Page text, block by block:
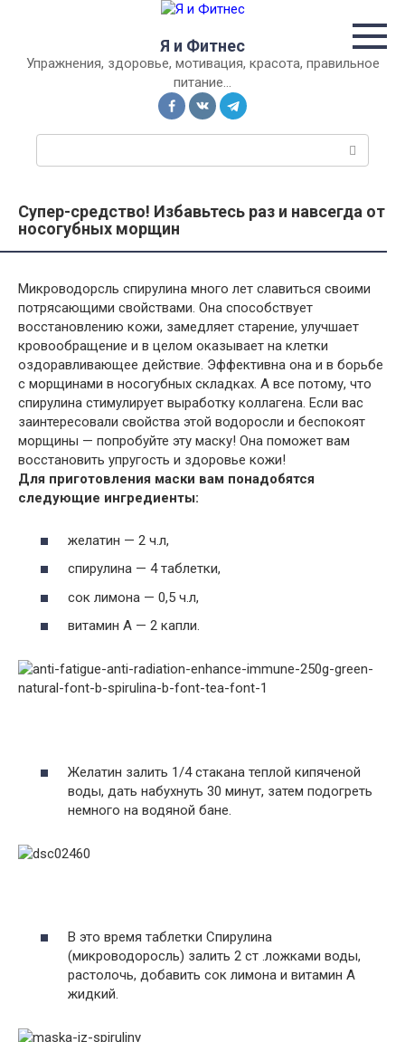
Я и Фитнес
Упражнения, здоровье, мотивация, красота, правильное
питание…
о
к
Супер-средство! Избавьтесь раз и навсегда от
носогубных морщин
Микроводорсль спирулина много лет славиться своими
потрясающими свойствами. Она способствует
восстановлению кожи, замедляет старение, улучшает
кровообращение и в целом оказывает на клетки
оздоравливающее действие. Эффективна она и в борьбе
с морщинами в носогубных складках. А все потому, что
спирулина стимулирует выработку коллагена. Если вас
заинтересовали свойства этой водоросли и беспокоят
морщины — попробуйте эту маску! Она поможет вам
восстановить упругость и здоровье кожи!
Для приготовления маски вам понадобятся
следующие ингредиенты:
желатин — 2 ч.л,
спирулина — 4 таблетки,
сок лимона — 0,5 ч.л,
витамин А — 2 капли.
Желатин залить 1/4 стакана теплой кипяченой
воды, дать набухнуть 30 минут, затем подогреть
немного на водяной бане.
В это время таблетки Спирулина
(микроводоросль) залить 2 ст .ложками воды,
растолочь, добавить сок лимона и витамин А
жидкий.